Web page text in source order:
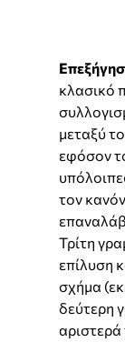
κλασικό
μεταξύ
εφόσον
τον
Τρίτη
επίλυση
σχήμα
δεύτερη
αριστερά